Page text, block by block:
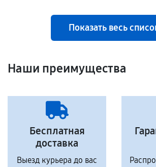
Показать весь
Наши преимущества
Бесплатная
доставка
Выезд курьера до вас